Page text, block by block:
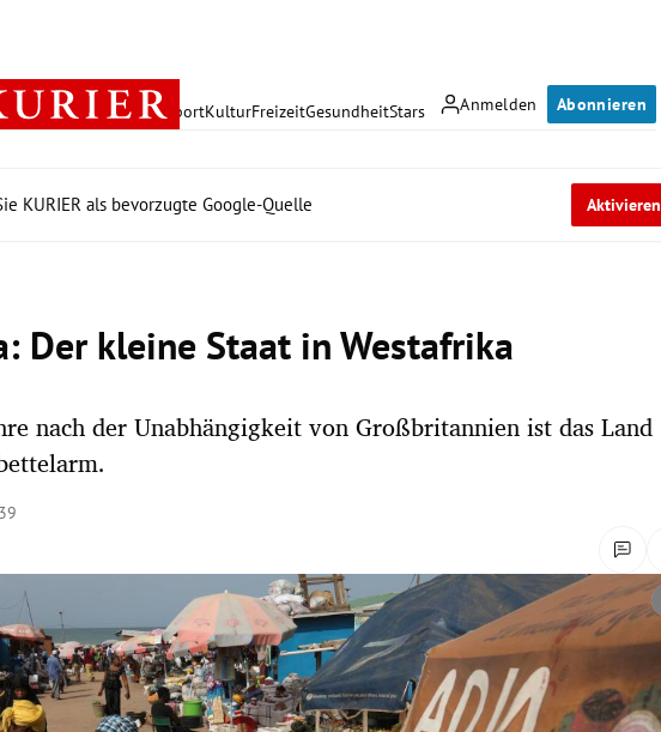
Anmelden Abonnieren
PolitikWirtschaft SportKulturFreizeitGesundheitStars
KURIER als bevorzugte Google-Quelle Aktivieren
Der kleine Staat in Westafrika
nach der Unabhängigkeit von Großbritannien ist das Land
öffnen/schließen